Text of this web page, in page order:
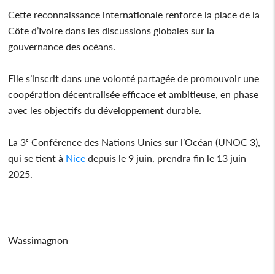
Cette reconnaissance internationale renforce la place de la
Côte d’Ivoire dans les discussions globales sur la
gouvernance des océans.
Elle s’inscrit dans une volonté partagée de promouvoir une
coopération décentralisée efficace et ambitieuse, en phase
avec les objectifs du développement durable.
La 3ᵉ Conférence des Nations Unies sur l’Océan (UNOC 3),
qui se tient à Nice depuis le 9 juin, prendra fin le 13 juin
2025.
Wassimagnon